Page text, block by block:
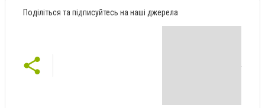
Поділіться та підписуйтесь на наші джерела